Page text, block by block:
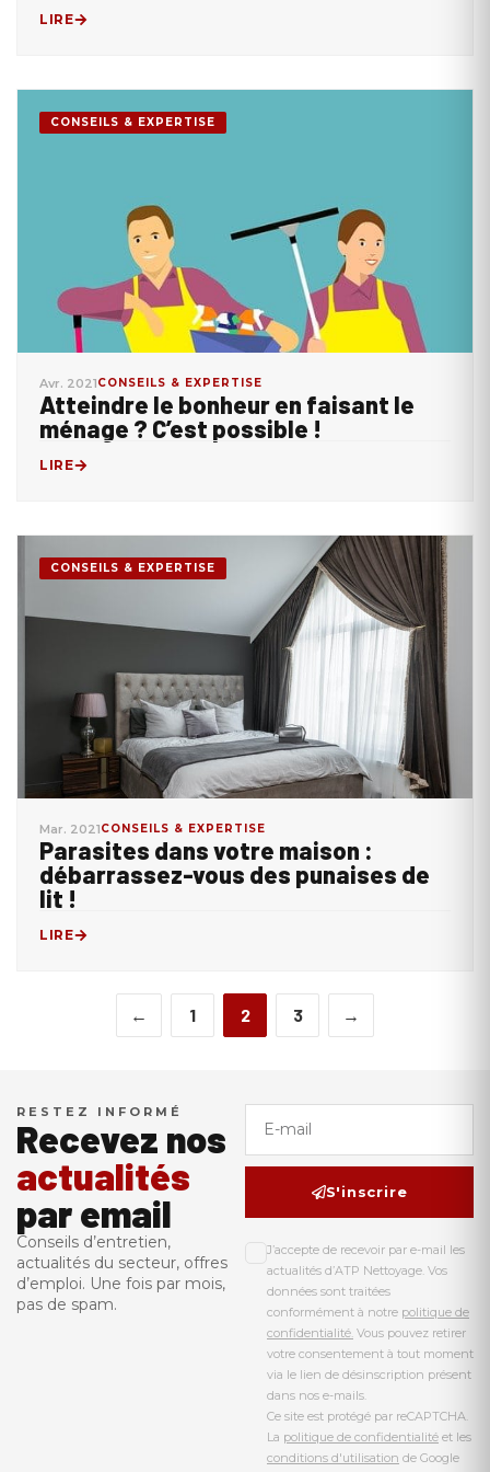
LIRE
CONSEILS & EXPERTISE
Avr. 2021CONSEILS & EXPERTISE
Atteindre le bonheur en faisant le
ménage ? C’est possible !
LIRE
CONSEILS & EXPERTISE
Mar. 2021CONSEILS & EXPERTISE
Parasites dans votre maison :
débarrassez-vous des punaises de
lit !
LIRE
← 1 2 3 →
RESTEZ INFORMÉ
Recevez nos
actualités
par email
Conseils d’entretien,
actualités du secteur, offres
d’emploi. Une fois par mois,
pas de spam.
J’accepte de recevoir par e-mail les
actualités d’ATP Nettoyage. Vos
données sont traitées
conformément à notre politique de
confidentialité. Vous pouvez retirer
votre consentement à tout moment
via le lien de désinscription présent
dans nos e-mails.
Ce site est protégé par reCAPTCHA.
La politique de confidentialité et les
conditions d'utilisation de Google
S'inscrire